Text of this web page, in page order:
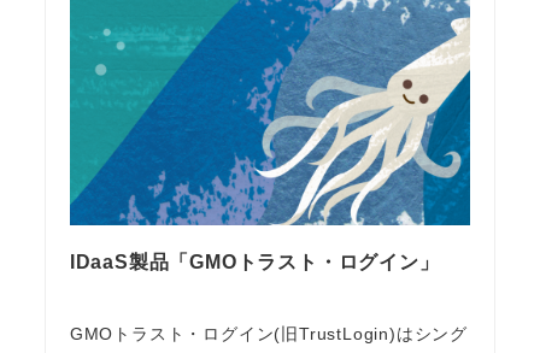
IDaaS製品「GMOトラスト・ログイン」
GMOトラスト・ログイン(旧TrustLogin)はシング